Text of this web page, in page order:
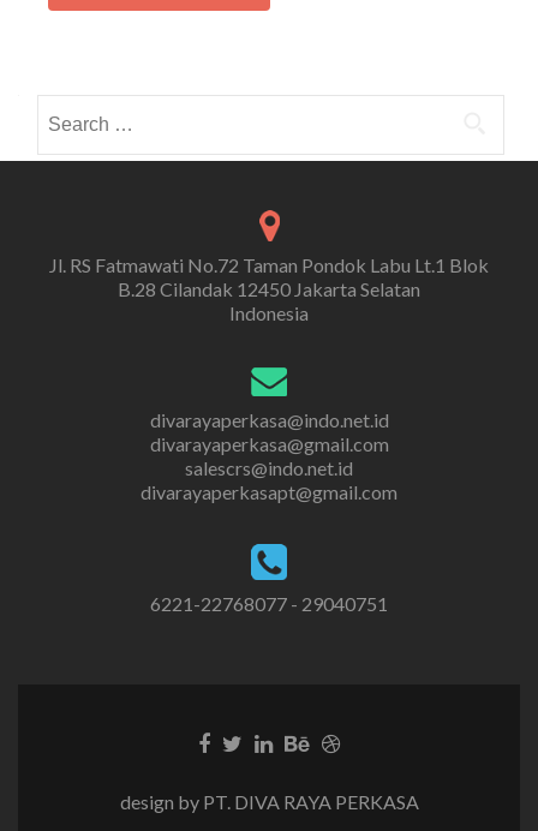
for:
Jl. RS Fatmawati No.72 Taman Pondok Labu Lt.1 Blok
B.28 Cilandak 12450 Jakarta Selatan
Indonesia
divarayaperkasa@indo.net.id
divarayaperkasa@gmail.com
salescrs@indo.net.id
divarayaperkasapt@gmail.com
6221-22768077 - 29040751
design by PT. DIVA RAYA PERKASA